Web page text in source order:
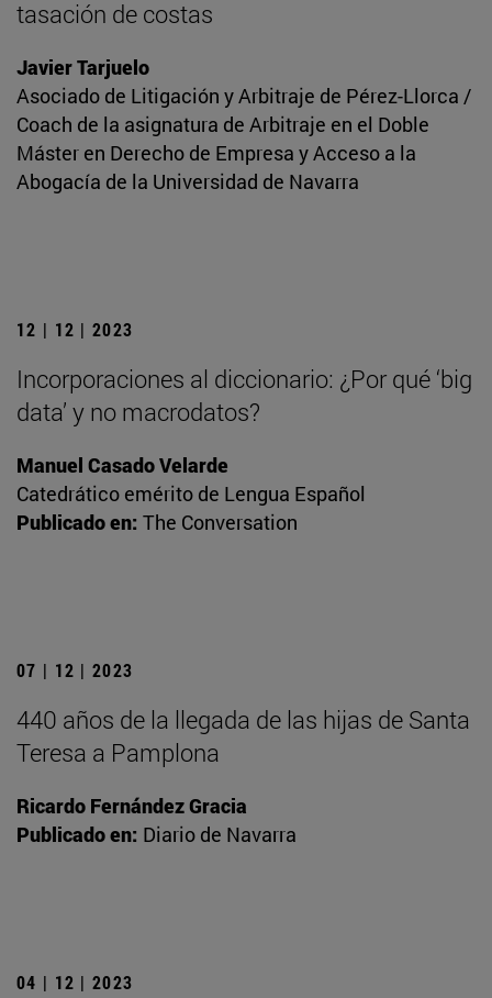
tasación de costas
Javier Tarjuelo
Asociado de Litigación y Arbitraje de Pérez-Llorca /
Coach de la asignatura de Arbitraje en el Doble
Máster en Derecho de Empresa y Acceso a la
Abogacía de la Universidad de Navarra
12 | 12 | 2023
Incorporaciones al diccionario: ¿Por qué ‘big
data’ y no macrodatos?
Manuel Casado Velarde
Catedrático emérito de Lengua Español
Publicado en: The Conversation
07 | 12 | 2023
440 años de la llegada de las hijas de Santa
Teresa a Pamplona
Ricardo Fernández Gracia
Publicado en: Diario de Navarra
04 | 12 | 2023